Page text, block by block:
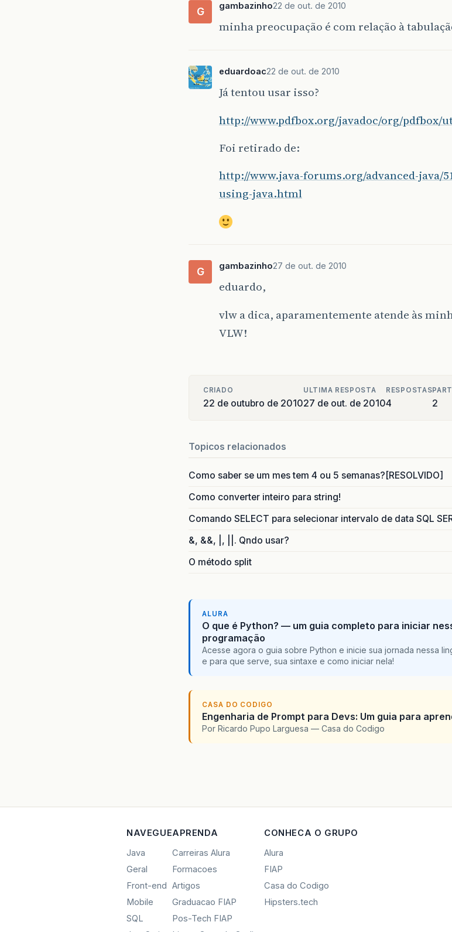
G gambazinho22 de out. de 2010
minha preocupação é com relação à
eduardoac22 de out. de 2010
Já tentou usar isso?
http://www.pdfbox.org/javadoc/org/pdfbox/
Foi retirado de:
http://www.java-forums.org/advanced-java/
using-java.html
G gambazinho27 de out. de 2010
eduardo,
vlw a dica, aparamentemente atende às
VLW!
CRIADO
22 de outubro de 2010
ULTIMA RESPOSTA
27 de out. de 2010
RESPOSTAS
4 2
Topicos relacionados
Como saber se um mes tem 4 ou 5 semanas?[RESOLVIDO]
Como converter inteiro para string!
Comando SELECT para selecionar intervalo de data SQL
&, &&, |, ||. Qndo usar?
O método split
ALURA
O que é Python? — um guia completo para iniciar
programação
Acesse agora o guia sobre Python e inicie sua jornada nessa
e para que serve, sua sintaxe e como iniciar nela!
CASA DO CODIGO
Engenharia de Prompt para Devs: Um guia para
Por Ricardo Pupo Larguesa — Casa do Codigo
NAVEGUE
Java
Geral
Front-end
Mobile
SQL
APRENDA
Carreiras Alura
Formacoes
Artigos
Graduacao FIAP
Pos-Tech FIAP
CONHECA O GRUPO
Alura
FIAP
Casa do Codigo
Hipsters.tech